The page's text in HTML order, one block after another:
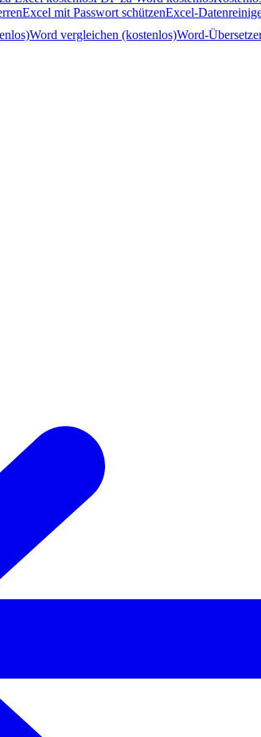
Excel mit Passwort schützenExcel-
Word vergleichen (kostenlos)Word-